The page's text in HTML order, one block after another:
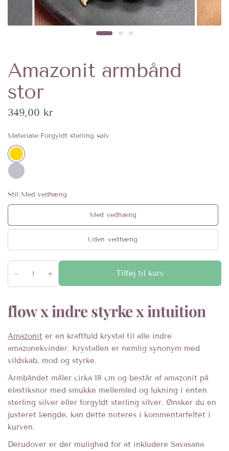
Amazonit armbånd
stor
349,00 kr
Materiale: Forgyldt sterling sølv
Stil: Med vedhæng
Med vedhæng
Uden vedhæng
Tilføj til kurv
flow x indre styrke x intuition
Amazonit er en kraftfuld krystal til alle indre
amazonekvinder. Krystallen er nemlig synonym med
vildskab, mod og styrke.
Armbåndet måler cirka 18 cm og består af amazonit på
elastiksnor med smukke mellemled og lukning i enten
sterling silver eller forgyldt sterling silver. Ønsker du en
justeret længde, kan dette noteres i kommentarfeltet i
kurven.
Derudover er der mulighed for at inkludere Savasana